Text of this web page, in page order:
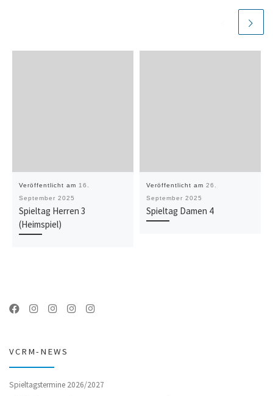
Veröffentlicht am 16.
September 2025
Spieltag Herren 3
(Heimspiel)
Veröffentlicht am 26.
September 2025
Spieltag Damen 4
VCRM-NEWS
Spieltagstermine 2026/2027